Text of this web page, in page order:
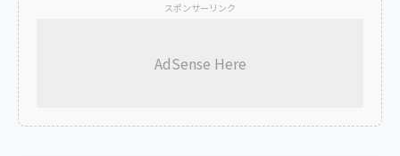
スポンサーリンク
AdSense Here